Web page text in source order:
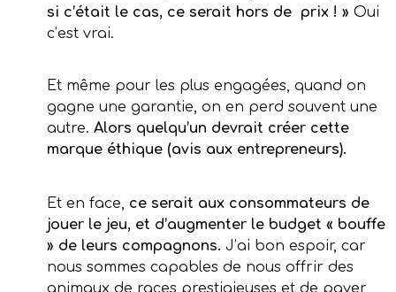
si c’était le cas, ce serait hors de prix ! » Oui
c’est vrai.
Et même pour les plus engagées, quand on
gagne une garantie, on en perd souvent une
autre. Alors quelqu’un devrait créer cette
marque éthique (avis aux entrepreneurs).
Et en face, ce serait aux consommateurs de
jouer le jeu, et d’augmenter le budget « bouffe
» de leurs compagnons. J’ai bon espoir, car
nous sommes capables de nous offrir des
animaux de races prestigieuses et de payer